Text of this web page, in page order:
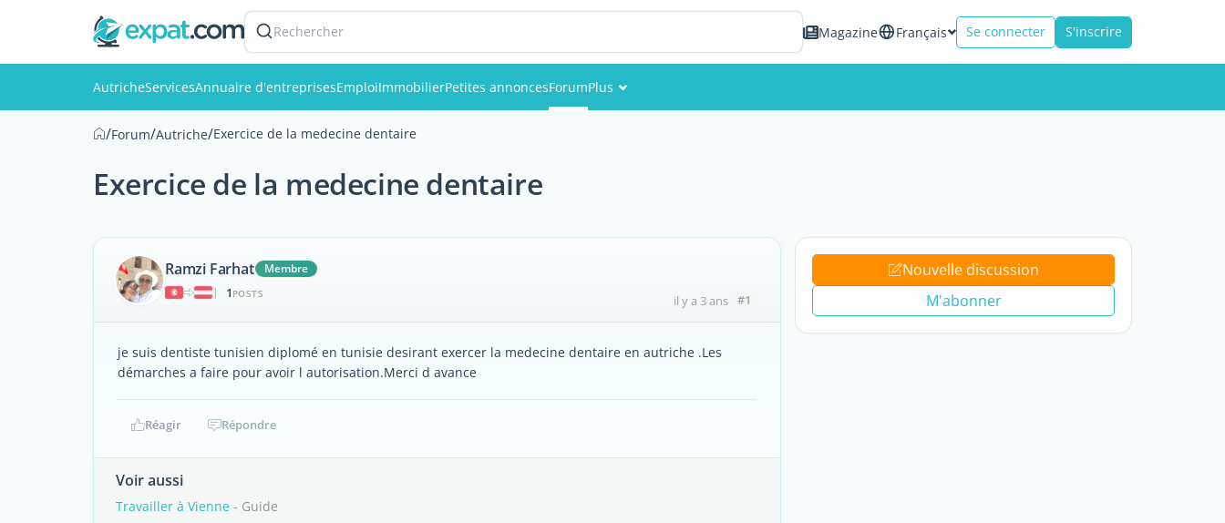
Rechercher Magazine Français Se connecter S'inscrire
AutricheServicesAnnuaire d'entreprisesEmploiImmobilierPetites annoncesForumPlus
/Forum/Autriche/Exercice de la medecine dentaire
Exercice de la medecine dentaire
Ramzi Farhat
Membre
|
1 POSTS il y a 3 ans #1
je suis dentiste tunisien diplomé en tunisie desirant exercer la medecine dentaire en autriche .Les
démarches a faire pour avoir l autorisation.Merci d avance
Réagir Répondre
Voir aussi
Travailler à Vienne - Guide
Nouvelle discussion
M'abonner